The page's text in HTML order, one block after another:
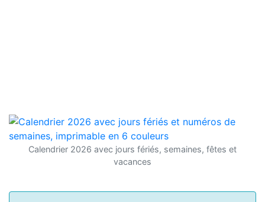
Calendrier 2026 avec jours fériés, semaines, fêtes et
vacances